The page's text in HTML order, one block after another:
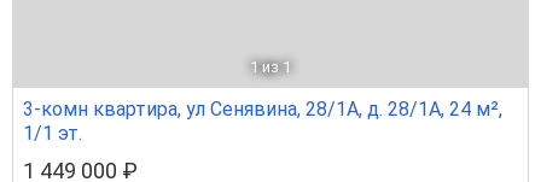
1 из 1
3-комн квартира, ул Сенявина, 28/1А, д. 28/1А, 24 м²,
1/1 эт.
1 449 000 ₽